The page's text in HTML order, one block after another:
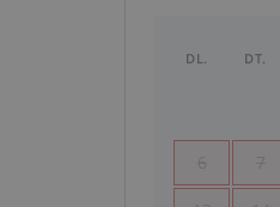
DL. DT.
6 7